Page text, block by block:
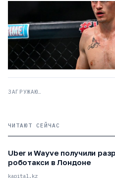
ЗАГРУЖАЮ…
ЧИТАЮТ СЕЙЧАС
Uber и Wayve получили
роботакси в Лондоне
kapital.kz